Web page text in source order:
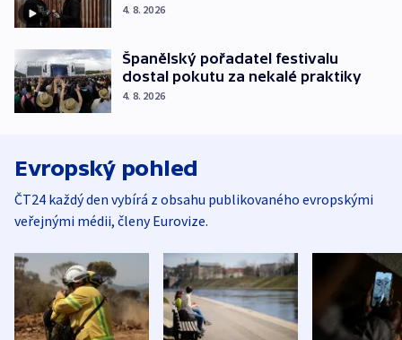
4. 8. 2026
Španělský pořadatel festivalu
dostal pokutu za nekalé praktiky
4. 8. 2026
Evropský pohled
ČT24 každý den vybírá z obsahu publikovaného evropskými
veřejnými médii, členy Eurovize.